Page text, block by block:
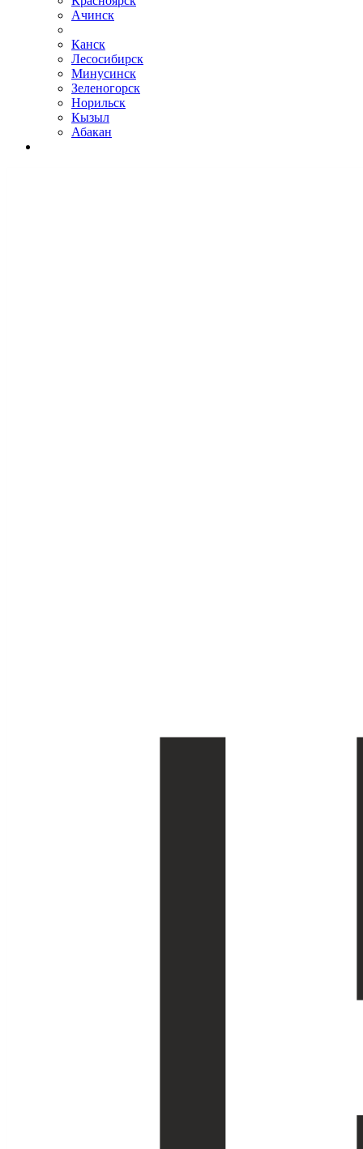
Ачинск
Канск
Лесосибирск
Минусинск
Зеленогорск
Норильск
Кызыл
Абакан